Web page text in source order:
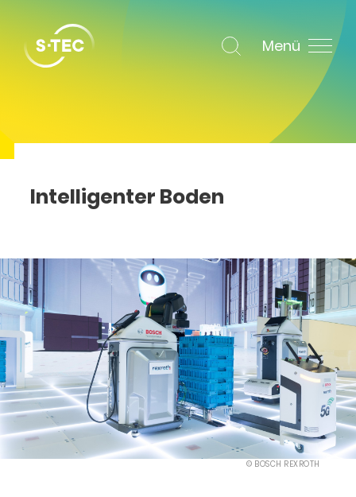
Menü
Intelligenter Boden
© BOSCH REXROTH